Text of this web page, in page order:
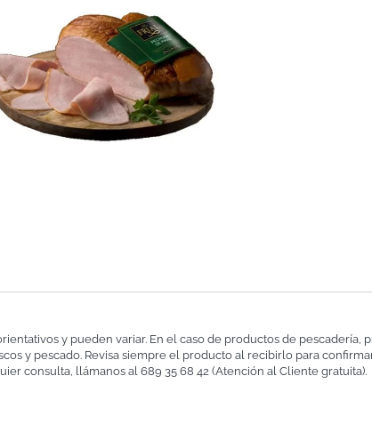
y pueden variar. En el caso de productos de pescadería,
y pescado. Revisa siempre el producto al recibirlo para
consulta, llámanos al 689 35 68 42 (Atención al Cliente gratuita).